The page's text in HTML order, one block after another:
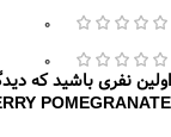
0
0
POMEGRANATE”